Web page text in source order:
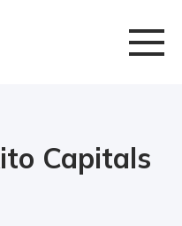
Capitals